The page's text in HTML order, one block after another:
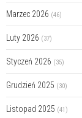
Marzec 2026 (46)
Luty 2026 (37)
Styczeń 2026 (35)
Grudzień 2025 (30)
Listopad 2025 (41)